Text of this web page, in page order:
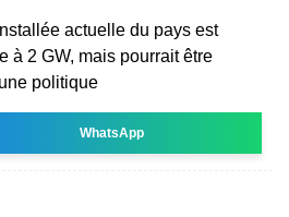
actuelle du pays est
à 2 GW, mais pourrait être
politique
WhatsApp